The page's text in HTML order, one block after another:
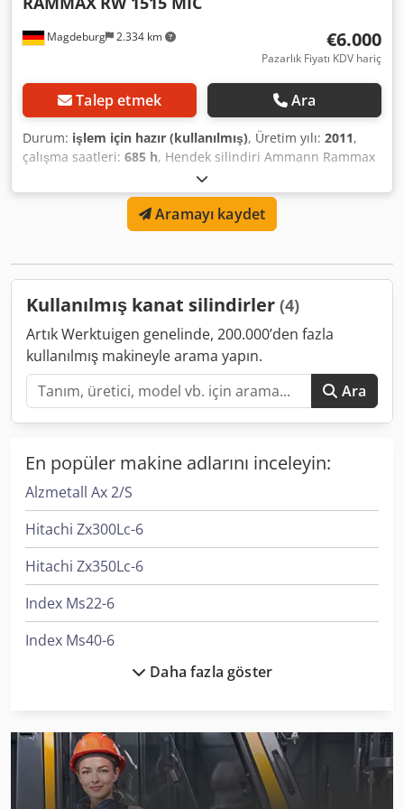
Magdeburg 2.334 km €6.000
Pazarlık Fiyatı KDV hariç
Talep etmek Ara
Durum: işlem için hazır (kullanılmış), Üretim yılı: 2011,
çalışma saatleri: 685 h, Hendek silindiri Ammann Rammax
RW 1515 MIC, yapım yılı 2011, 685 çalışma saati, ağırlık
1480 kg, radyo kumandalı ve kablolu kumandalı, servis
yapıldı (yağ, yağ filtresi, her iki hava filtresi), egzoz
kendinden yapılı, Ser.Nr.50373, cihaz çalışır durumda
Aramayı kaydet
Kullanılmış kanat silindirler (4)
Artık Werktuigen genelinde, 200.000’den fazla
kullanılmış makineyle arama yapın.
Ara
En popüler makine adlarını inceleyin:
Alzmetall Ax 2/S
Hitachi Zx300Lc-6
Hitachi Zx350Lc-6
Index Ms22-6
Index Ms40-6
Kaltenbach Kks 400 E
Kaltenbach Kks 450 E
Kaltenbach Tl 250
Daha fazla göster